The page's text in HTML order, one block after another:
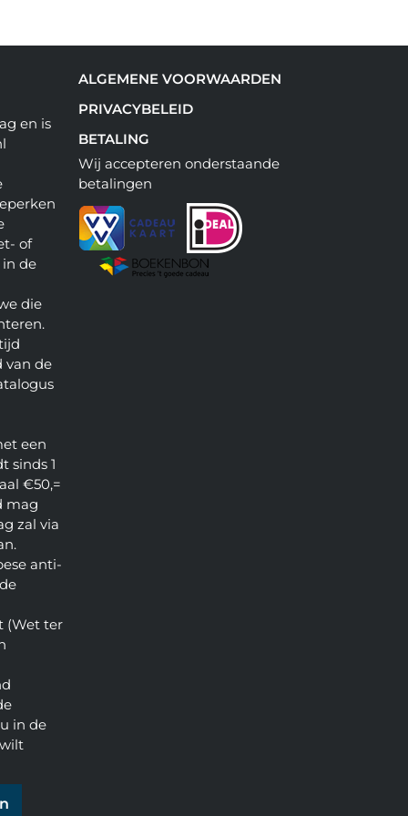
en is
of
de
die
van de
een
sinds 1
€50,=
mag
zal via
anti-
(Wet ter
in de
ALGEMENE VOORWAARDEN
PRIVACYBELEID
BETALING
Wij accepteren onderstaande
betalingen